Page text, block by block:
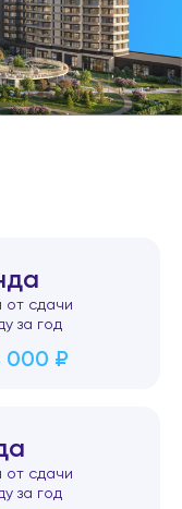
от сдачи
за год
000 ₽
от сдачи
за год